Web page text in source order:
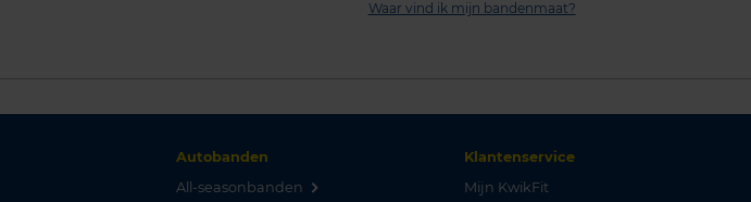
Waar vind ik mijn bandenmaat?
Autobanden
All-seasonbanden
Klantenservice
Mijn KwikFit